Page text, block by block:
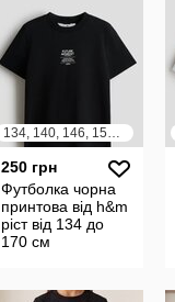
134, 140, 146, 152, 158, 164
250 грн
Футболка чорна
принтова від h&m
ріст від 134 до
170 см